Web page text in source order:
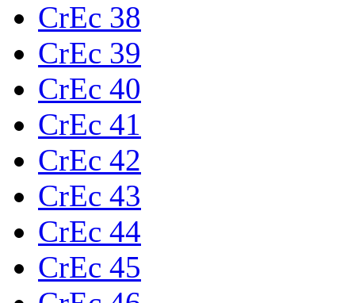
CrEc 38
CrEc 39
CrEc 40
CrEc 41
CrEc 42
CrEc 43
CrEc 44
CrEc 45